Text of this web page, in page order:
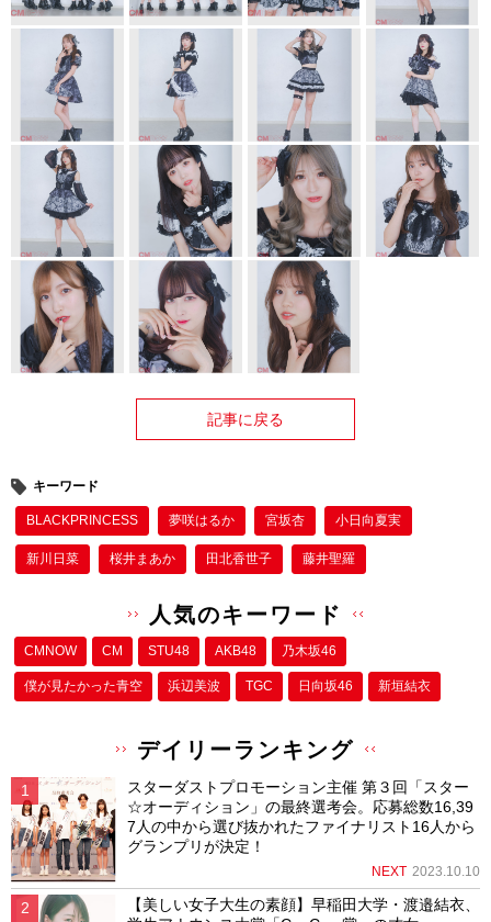
記事に戻る
キーワード
BLACKPRINCESS 夢咲はるか 宮坂杏 小日向夏実
新川日菜 桜井まあか 田北香世子 藤井聖羅
人気のキーワード
CMNOW CM STU48 AKB48 乃木坂46
僕が⾒たかった⻘空 浜辺美波 TGC 日向坂46 新垣結衣
デイリーランキング
スターダストプロモーション主催 第３回「スター
☆オーディション」の最終選考会。応募総数16,39
7人の中から選び抜かれたファイナリスト16人から
グランプリが決定！
NEXT 2023.10.10
【美しい女子大生の素顔】早稲田大学・渡邉結衣、